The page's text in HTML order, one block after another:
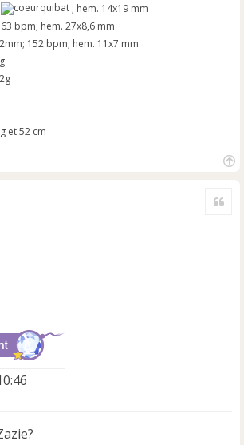
; hem. 14x19 mm
bpm; hem. 27x8,6 mm
152 bpm; hem. 11x7 mm
et 52 cm